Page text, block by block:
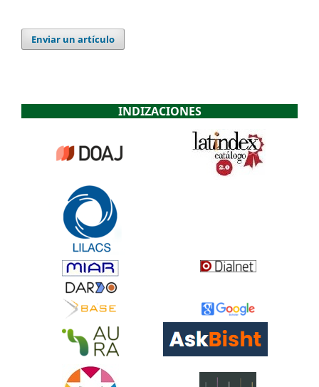
Enviar un artículo
INDIZACIONES